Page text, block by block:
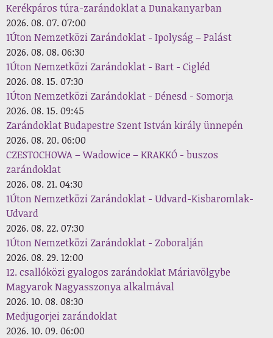
Kerékpáros túra-zarándoklat a Dunakanyarban
2026. 08. 07. 07:00
1Úton Nemzetközi Zarándoklat - Ipolyság – Palást
2026. 08. 08. 06:30
1Úton Nemzetközi Zarándoklat - Bart - Cigléd
2026. 08. 15. 07:30
1Úton Nemzetközi Zarándoklat - Dénesd - Somorja
2026. 08. 15. 09:45
Zarándoklat Budapestre Szent István király ünnepén
2026. 08. 20. 06:00
CZESTOCHOWA – Wadowice – KRAKKÓ - buszos
zarándoklat
2026. 08. 21. 04:30
1Úton Nemzetközi Zarándoklat - Udvard-Kisbaromlak-
Udvard
2026. 08. 22. 07:30
1Úton Nemzetközi Zarándoklat - Zoboralján
2026. 08. 29. 12:00
12. csallóközi gyalogos zarándoklat Máriavölgybe
Magyarok Nagyasszonya alkalmával
2026. 10. 08. 08:30
Medjugorjei zarándoklat
2026. 10. 09. 06:00